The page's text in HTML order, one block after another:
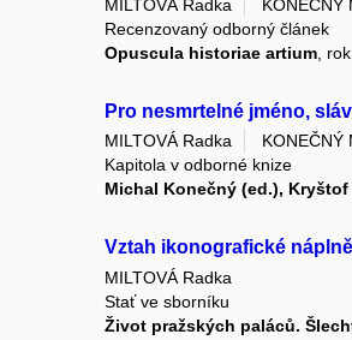
MILTOVÁ Radka
KONEČNÝ
Recenzovaný odborný článek
Opuscula historiae artium ,
Pro nesmrtelné jméno,
MILTOVÁ Radka
KONEČNÝ
Kapitola v odborné knize
Michal Konečný (ed.),
Vztah ikonografické
MILTOVÁ Radka
Stať ve sborníku
Život pražských paláců.